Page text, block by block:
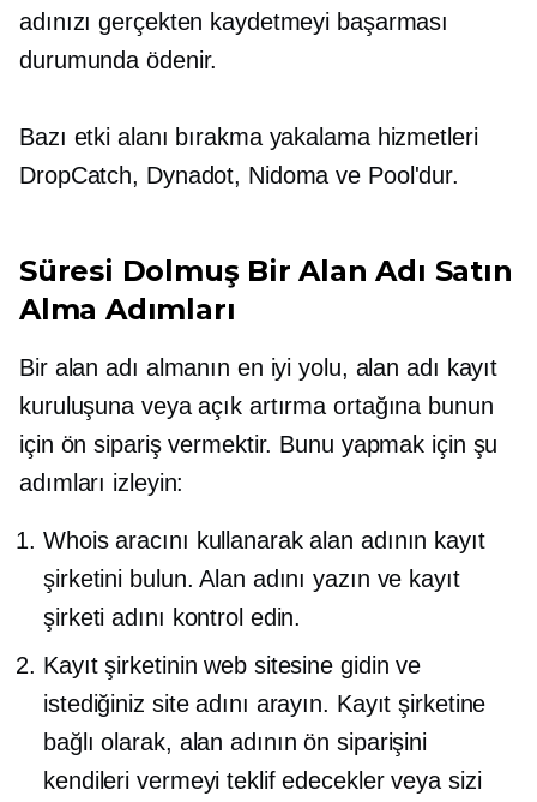
adınızı gerçekten kaydetmeyi başarması
durumunda ödenir.
Bazı etki alanı bırakma yakalama hizmetleri
DropCatch, Dynadot, Nidoma ve Pool'dur.
Süresi Dolmuş Bir Alan Adı Satın
Alma Adımları
Bir alan adı almanın en iyi yolu, alan adı kayıt
kuruluşuna veya açık artırma ortağına bunun
için ön sipariş vermektir. Bunu yapmak için şu
adımları izleyin:
Whois aracını kullanarak alan adının kayıt
şirketini bulun. Alan adını yazın ve kayıt
şirketi adını kontrol edin.
Kayıt şirketinin web sitesine gidin ve
istediğiniz site adını arayın. Kayıt şirketine
bağlı olarak, alan adının ön siparişini
kendileri vermeyi teklif edecekler veya sizi